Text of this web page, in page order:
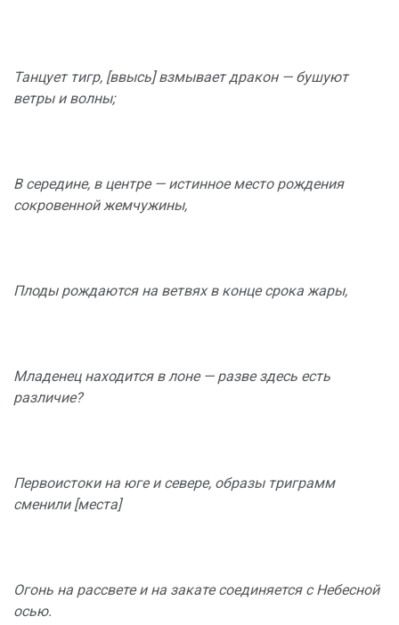
Танцует тигр, [ввысь] взмывает дракон — бушуют
ветры и волны;
В середине, в центре — истинное место рождения
сокровенной жемчужины,
Плоды рождаются на ветвях в конце срока жары,
Младенец находится в лоне — разве здесь есть
различие?
Первоистоки на юге и севере, образы триграмм
сменили [места]
Огонь на рассвете и на закате соединяется с Небесной
осью.